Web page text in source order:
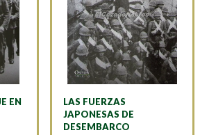
EN
LAS FUERZAS
JAPONESAS DE
DESEMBARCO